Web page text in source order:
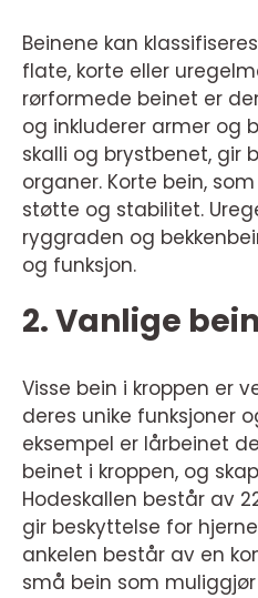
Beinene kan
flate, korte eller
rørformede beinet er
og inkluderer armer og
skalli og brystbenet, gir
organer. Korte bein,
støtte og stabilitet.
ryggraden og
og funksjon.
2. Vanlige
Visse bein i kroppen er
deres unike funksjoner
eksempel er lårbeinet
beinet i kroppen, og
Hodeskallen består av
gir beskyttelse for
ankelen består av en
små bein som